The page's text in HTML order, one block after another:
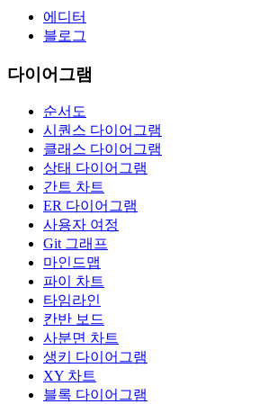
에디터
블로그
다이어그램
순서도
시퀀스 다이어그램
클래스 다이어그램
상태 다이어그램
간트 차트
ER 다이어그램
사용자 여정
Git 그래프
마인드맵
파이 차트
타임라인
칸반 보드
사분면 차트
생키 다이어그램
XY 차트
블록 다이어그램